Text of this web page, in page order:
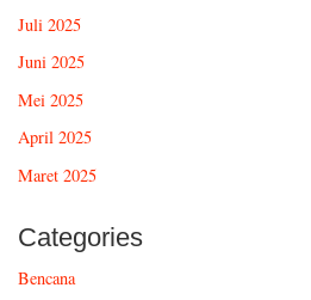
Juli 2025
Juni 2025
Mei 2025
April 2025
Maret 2025
Categories
Bencana